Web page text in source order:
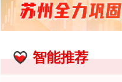
2026苏州民营企业百
智能推荐